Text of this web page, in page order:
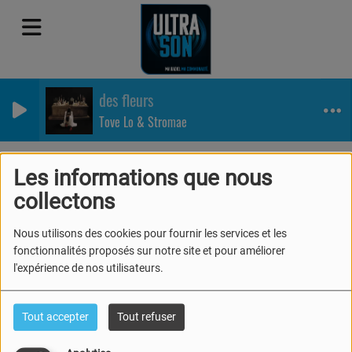
Les informations que nous
collectons
Nous utilisons des cookies pour fournir les services et les
fonctionnalités proposés sur notre site et pour améliorer
l'expérience de nos utilisateurs.
Tout accepter Tout refuser
des fleurs
Tove Lo & Stromae
Se connecter
Email